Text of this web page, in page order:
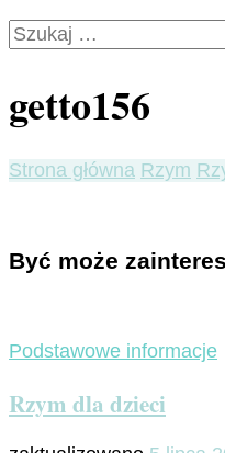
Szukaj:
getto156
Strona główna Rzym
Być może
Podstawowe informacje
Rzym dla dzieci